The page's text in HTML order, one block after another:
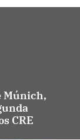
Múnich,
CRE